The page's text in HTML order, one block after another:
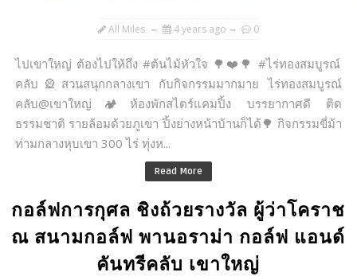
All Miles 4 years ago 0
ไปเขาใหญ่ ต้องไปให้ถึง #ต้นไม้หัวใจ 🌳❤️🌳 #ไร่ทองสมบูรณ์
คลับ🎡สวนสนุกกลางเขา กับกิจกรรมมากมาย ไร่ทองสมบูรณ์
คลับ@เขาใหญ่🏕ห้องพักสไตร์แคมปิ้ง บรรยากาศดี ติด
ธรรมชาติ รายล้อมด้วยภูเขา ปิ้งย่างหน้าบ้านก็ได้🌳 กิจกรรมขี่ม้า
ท่ามกลางหุบเขา 300 ไร่ ทุ่งห...
Read More
กอล์ฟการกุศล ชิงถ้วยรางวัล ผู้ว่าโคราช
ณ สนามกอล์ฟ พานอราม่า กอล์ฟ แอนด์
คันทรีคลับ เขาใหญ่